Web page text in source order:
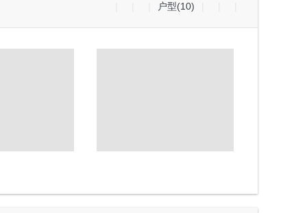
户型(10)